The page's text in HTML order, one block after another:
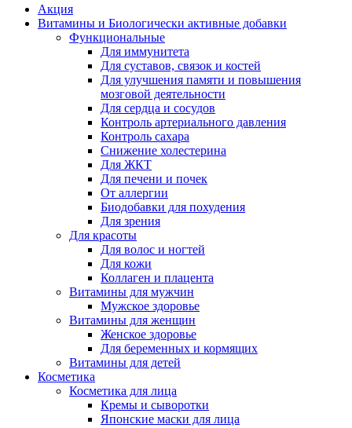
Акция
Витамины и Биологически активные добавки
Функциональные
Для иммунитета
Для суставов, связок и костей
Для улучшения памяти и повышения
мозговой деятельности
Для сердца и сосудов
Контроль артериального давления
Контроль сахара
Снижение холестерина
Для ЖКТ
Для печени и почек
От аллергии
Биодобавки для похудения
Для зрения
Для красоты
Для волос и ногтей
Для кожи
Коллаген и плацента
Витамины для мужчин
Мужское здоровье
Витамины для женщин
Женское здоровье
Для беременных и кормящих
Витамины для детей
Косметика
Косметика для лица
Кремы и сыворотки
Японские маски для лица